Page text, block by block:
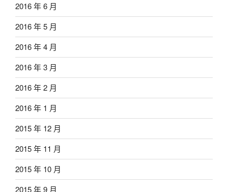
2016 年 6 月
2016 年 5 月
2016 年 4 月
2016 年 3 月
2016 年 2 月
2016 年 1 月
2015 年 12 月
2015 年 11 月
2015 年 10 月
2015 年 9 月